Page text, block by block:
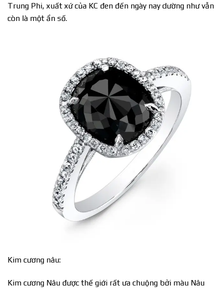
Trung Phi, xuất xứ của KC đen đến ngày nay dường như vẫn
còn là một ẩn số.
Kim cương nâu:
Kim cương Nâu được thế giới rất ưa chuộng bởi màu Nâu